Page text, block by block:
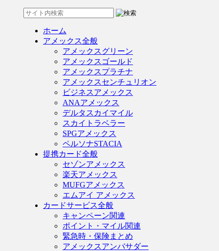
ホーム
アメックス全般
アメックスグリーン
アメックスゴールド
アメックスプラチナ
アメックスセンチュリオン
ビジネスアメックス
ANAアメックス
デルタスカイマイル
スカイトラベラー
SPGアメックス
ペルソナSTACIA
提携カード全般
セゾンアメックス
楽天アメックス
MUFGアメックス
エムアイ アメックス
カードサービス全般
キャンペーン関連
ポイント・マイル関連
緊急時・保険まとめ
アメックスアンバサダー